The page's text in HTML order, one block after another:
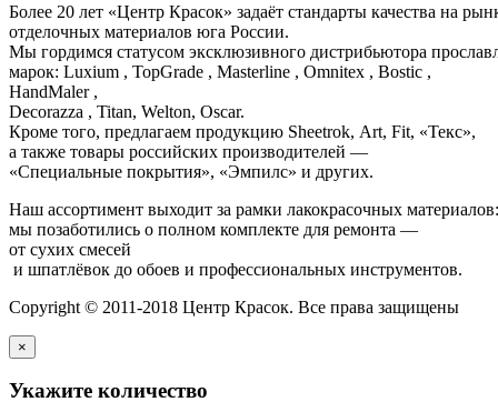
Более 20 лет «Центр Красок» задаёт стандарты качества на
отделочных материалов юга России.
Мы гордимся статусом эксклюзивного дистрибьютора
марок: Luxium , TopGrade , Masterline , Omnitex , Bostic ,
HandMaler ,
Decorazza , Titan, Welton, Oscar.
Кроме того, предлагаем продукцию Sheetrok, Art, Fit, «Текс»,
а также товары российских производителей —
«Специальные покрытия», «Эмпилс» и других.
Наш ассортимент выходит за рамки лакокрасочных
мы позаботились о полном комплекте для ремонта —
от сухих смесей
и шпатлёвок до обоев и профессиональных инструментов.
Copyright © 2011-2018 Центр Красок. Все права защищены
×
Укажите количество